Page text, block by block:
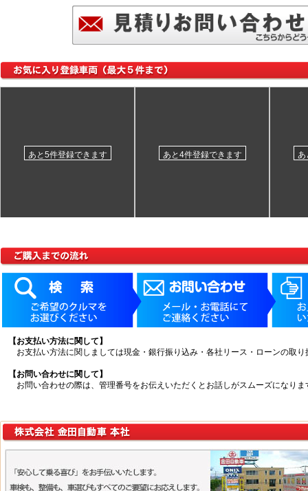
あと5件登録できます あと4件登録できます あ